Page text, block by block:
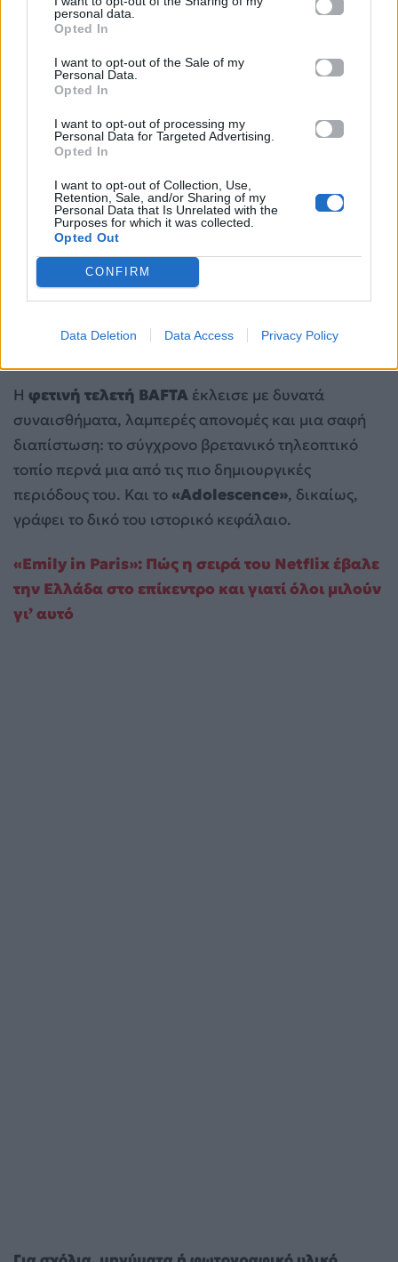
personal data.
Opted In
I want to opt-out of the Sale of my
Personal Data.
Opted In
I want to opt-out of processing my
Personal Data for Targeted Advertising.
Opted In
I want to opt-out of Collection, Use,
Retention, Sale, and/or Sharing of my
Personal Data that Is Unrelated with the
Purposes for which it was collected.
Opted Out
CONFIRM
Data Deletion Data Access Privacy Policy
Η φετινή τελετή BAFTA έκλεισε με δυνατά
συναισθήματα, λαμπερές απονομές και μια σαφή
διαπίστωση: το σύγχρονο βρετανικό τηλεοπτικό
τοπίο περνά μια από τις πιο δημιουργικές
περιόδους του. Και το«Adolescence», δικαίως,
γράφει το δικό του ιστορικό κεφάλαιο.
«Emily in Paris»: Πώς η σειρά του Netflix έβαλε
την Ελλάδα στο επίκεντρο και γιατί όλοι μιλούν
γι’ αυτό